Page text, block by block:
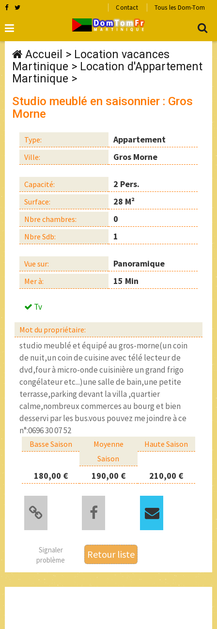
Contact Tous les Dom-Tom
Accueil > Location vacances
Martinique > Location d'Appartement
Martinique >
Studio meublé en saisonnier : Gros
Morne
Type: Appartement
Ville: Gros Morne
Capacité: 2 Pers.
Surface: 28 M²
Nbre chambres: 0
Nbre Sdb: 1
Vue sur: Panoramique
Mer à: 15 Min
Tv
Mot du propriétaire:
studio meublé et équipé au gros-morne(un coin
de nuit,un coin de cuisine avec télé lecteur de
dvd,four à micro-onde cuisinière un grand frigo
congélateur etc...)une salle de bain,une petite
terrasse,parking devant la villa ,quartier
calme,nombreux commerces au bourg et bien
desservi par les bus.vous pouvez me joindre à ce
n°:0696 30 07 52
Basse Saison
Moyenne
Saison
Haute Saison
180,00 € 190,00 € 210,00 €
Signaler
problème
Retour liste